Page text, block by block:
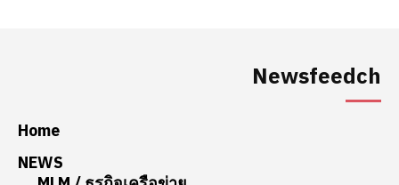
Newsfeedch
Home
NEWS